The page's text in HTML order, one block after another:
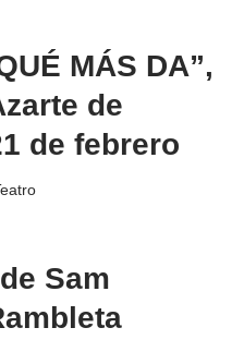
MÁS DA”,
de
de febrero
Sam